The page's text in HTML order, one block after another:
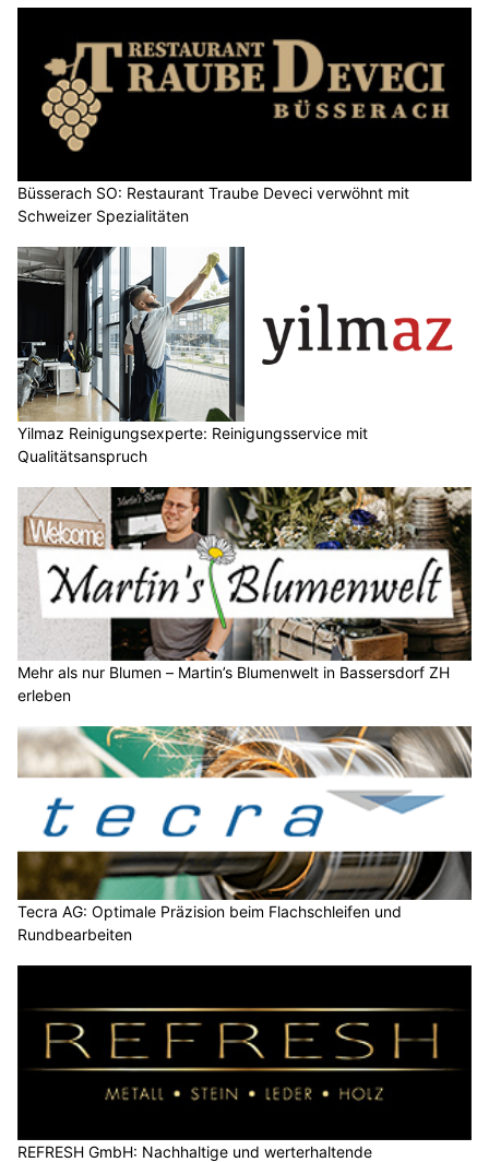
Büsserach SO: Restaurant Traube Deveci verwöhnt mit
Schweizer Spezialitäten
Yilmaz Reinigungsexperte: Reinigungsservice mit
Qualitätsanspruch
Mehr als nur Blumen – Martin’s Blumenwelt in Bassersdorf ZH
erleben
Tecra AG: Optimale Präzision beim Flachschleifen und
Rundbearbeiten
REFRESH GmbH: Nachhaltige und werterhaltende